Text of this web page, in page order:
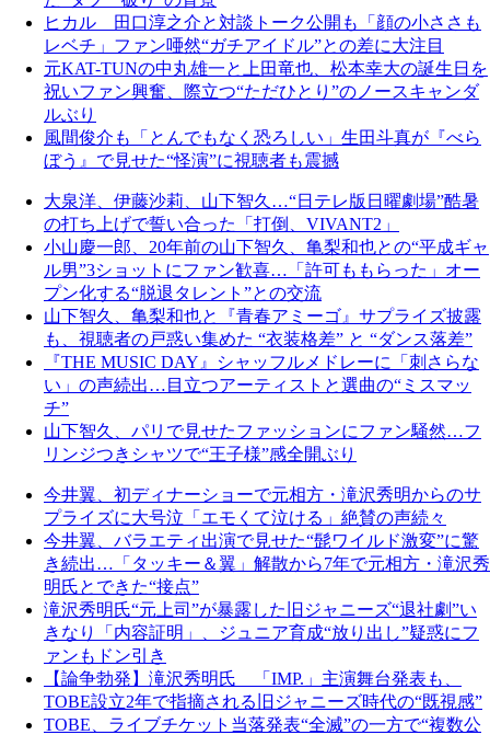
ヒカル 田口淳之介と対談トーク公開も「顔の小ささも
レベチ」ファン唖然“ガチアイドル”との差に大注目
元KAT-TUNの中丸雄一と上田竜也、松本幸大の誕生日を
祝いファン興奮、際立つ“ただひとり”のノースキャンダ
ルぶり
風間俊介も「とんでもなく恐ろしい」生田斗真が『べら
ぼう』で見せた“怪演”に視聴者も震撼
大泉洋、伊藤沙莉、山下智久…“日テレ版日曜劇場”酷暑
の打ち上げで誓い合った「打倒、VIVANT2」
小山慶一郎、20年前の山下智久、亀梨和也との“平成ギャ
ル男”3ショットにファン歓喜…「許可ももらった」オー
プン化する“脱退タレント”との交流
山下智久、亀梨和也と『青春アミーゴ』サプライズ披露
も、視聴者の戸惑い集めた “衣装格差” と “ダンス落差”
『THE MUSIC DAY』シャッフルメドレーに「刺さらな
い」の声続出…目立つアーティストと選曲の“ミスマッ
チ”
山下智久、パリで見せたファッションにファン騒然…フ
リンジつきシャツで“王子様”感全開ぶり
今井翼、初ディナーショーで元相方・滝沢秀明からのサ
プライズに大号泣「エモくて泣ける」絶賛の声続々
今井翼、バラエティ出演で見せた“髭ワイルド激変”に驚
き続出…「タッキー＆翼」解散から7年で元相方・滝沢秀
明氏とできた“接点”
滝沢秀明氏“元上司”が暴露した旧ジャニーズ“退社劇”い
きなり「内容証明」、ジュニア育成“放り出し”疑惑にフ
ァンもドン引き
【論争勃発】滝沢秀明氏 「IMP.」主演舞台発表も、
TOBE設立2年で指摘される旧ジャニーズ時代の“既視感”
TOBE、ライブチケット当落発表“全滅”の一方で“複数公